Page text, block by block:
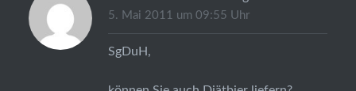
5. Mai 2011 um 09:55 Uhr
SgDuH,